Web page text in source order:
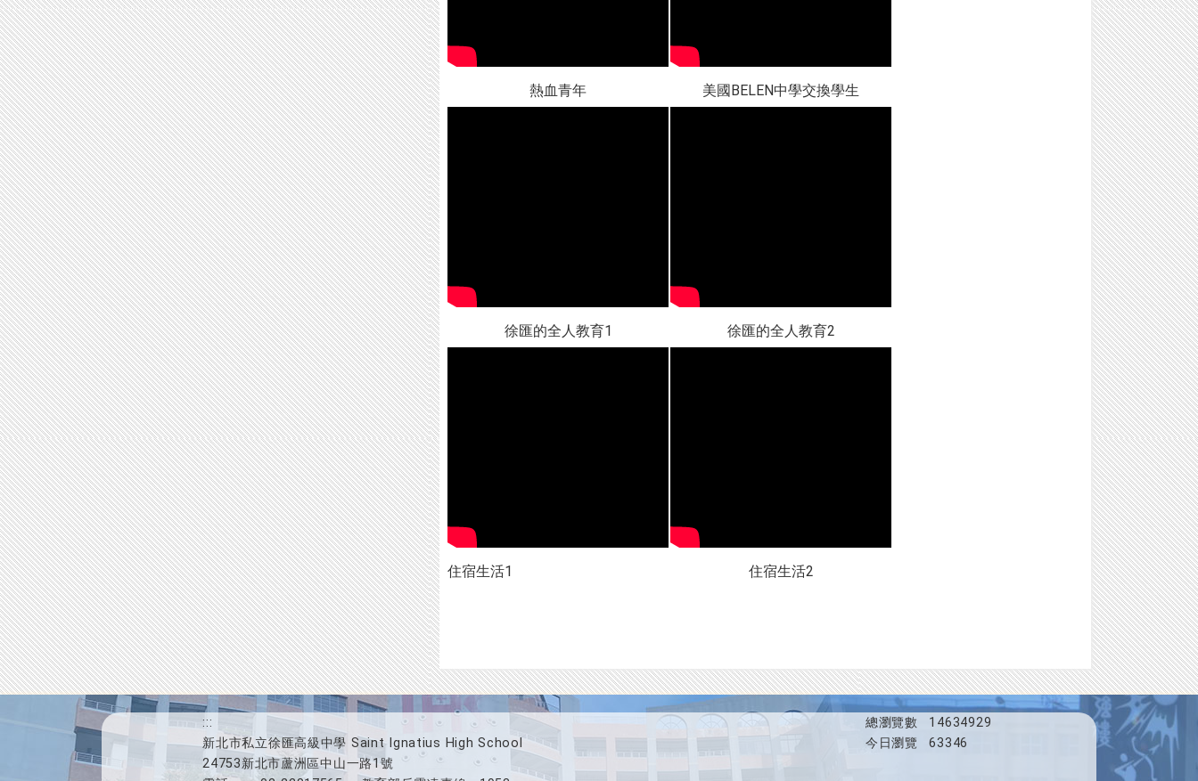
熱血青年 美國BELEN中學交換學生
徐匯的全人教育1 徐匯的全人教育2
住宿生活1 住宿生活2
:::
新北市私立徐匯高級中學 Saint Ignatius High School
24753新北市蘆洲區中山一路1號
總瀏覽數
14634929
今日瀏覽
63346